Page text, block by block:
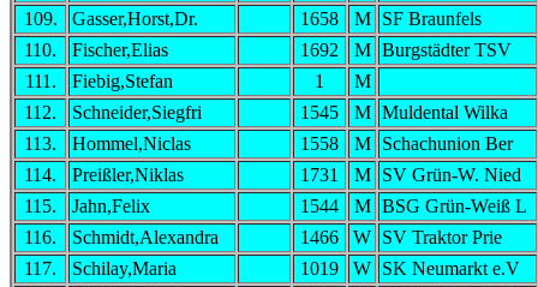
109.
Gasser,Horst,Dr. 1658 M
SF Braunfels
110.
Fischer,Elias 1692 M Burgstädter TSV
111.
Fiebig,Stefan 1
M
112.
Schneider,Siegfri 1545 M Muldental Wilka
113.
Hommel,Niclas 1558 M
Schachunion Ber
114.
Preißler,Niklas 1731 M
SV Grün-W. Nied
115.
Jahn,Felix 1544 M BSG Grün-Weiß L
116.
Schmidt,Alexandra 1466 W SV Traktor Prie
117.
Schilay,Maria 1019 W SK Neumarkt e.V